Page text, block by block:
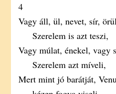
4
Vagy áll, ül, nevet, sír,
Szerelem is azt teszi,
Vagy múlat, énekel, vagy
Szerelem azt míveli,
Mert mint jó barátját,